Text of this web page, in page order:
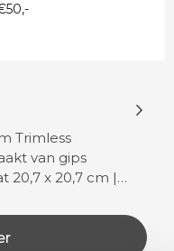
Trimless
van gips
20,7 x 20,7 cm |…